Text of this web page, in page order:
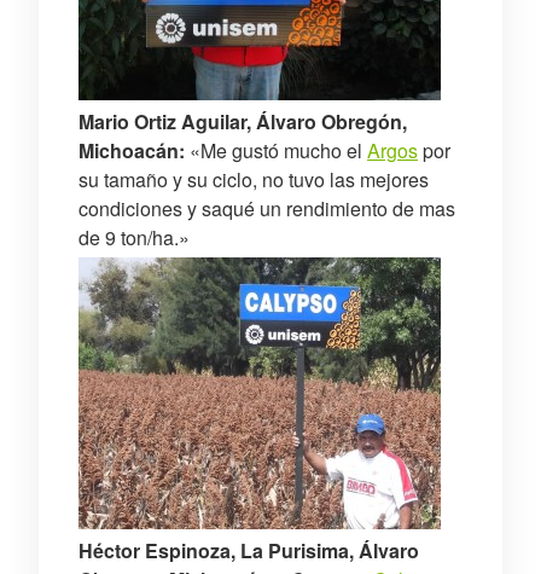
Mario Ortiz Aguilar, Álvaro Obregón,
Michoacán: «Me gustó mucho el Argospor
su tamaño y su ciclo, no tuvo las mejores
condiciones y saqué un rendimiento de mas
de 9 ton/ha.»
Héctor Espinoza, La Purisima, Álvaro